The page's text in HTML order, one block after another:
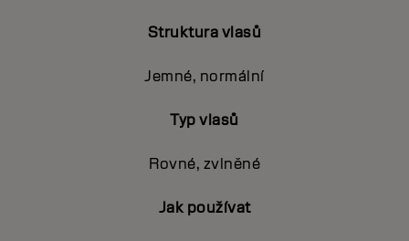
Struktura vlasů
Jemné, normální
Typ vlasů
Rovné, zvlněné
Jak používat